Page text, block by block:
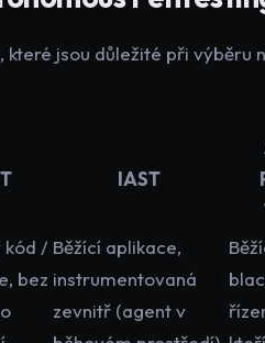
které jsou důležité při výběru
IAST
kód /
bez
Běžící aplikace,
instrumentovaná
zevnitř (agent v